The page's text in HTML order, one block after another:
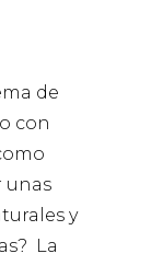
de
con
unas
y
La